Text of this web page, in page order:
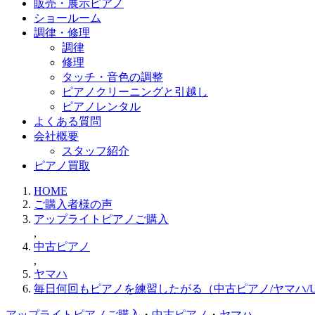
販売・展示ピアノ
ショールーム
調律・修理
調律
修理
タッチ・音色の調整
ピアノクリーニングと引越し
ピアノレンタル
よくある質問
会社概要
スタッフ紹介
ピアノ買取
HOME
ご購入者様の声
アップライトピアノご購入
,
中古ピアノ
,
ヤマハ
毎日何回もピアノを練習したがる（中古ピアノ/ヤマハ/